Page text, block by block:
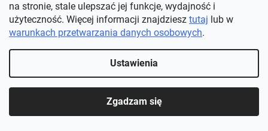
na stronie, stale ulepszać jej funkcje, wydajność i
użyteczność. Więcej informacji znajdziesz tutaj lub w
warunkach przetwarzania danych osobowych.
Ustawienia
Zgadzam się